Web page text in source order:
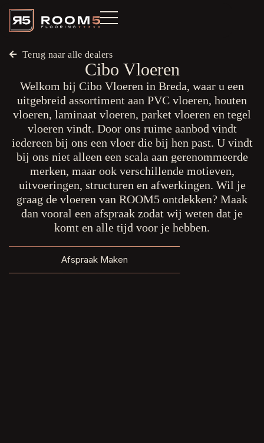
Terug naar alle dealers
Cibo Vloeren
Welkom bij Cibo Vloeren in Breda, waar u een
uitgebreid assortiment aan PVC vloeren, houten
vloeren, laminaat vloeren, parket vloeren en tegel
vloeren vindt. Door ons ruime aanbod vindt
iedereen bij ons een vloer die bij hen past. U vindt
bij ons niet alleen een scala aan gerenommeerde
merken, maar ook verschillende motieven,
uitvoeringen, structuren en afwerkingen. Wil je
graag de vloeren van ROOM5 ontdekken? Maak
dan vooral een afspraak zodat wij weten dat je
komt en alle tijd voor je hebben.
Afspraak Maken